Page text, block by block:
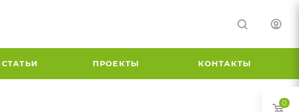
СТАТЬИ ПРОЕКТЫ КОНТАКТЫ
0